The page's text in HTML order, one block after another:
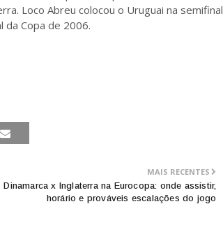
Loco Abreu colocou o Uruguai na semifinal
da Copa de 2006.
MAIS RECENTES
Dinamarca x Inglaterra na Eurocopa: onde assistir,
horário e prováveis escalações do jogo